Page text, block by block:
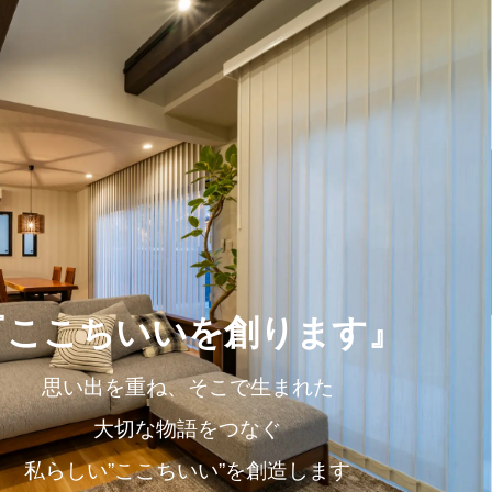
ハウス 店舗・スタッフ
Shops・Staff
対応エリア
Area
こちいいを創ります』
思い出を重ね、そこで生まれた
大切な物語をつなぐ
私らしい”ここちいい”を創造します